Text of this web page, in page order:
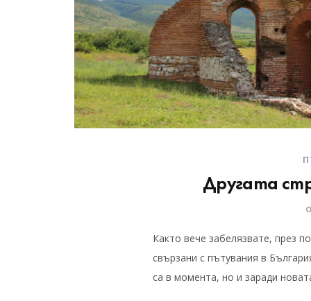
Другата
Както вече забелязвате, през
свързани с пътувания в
са в момента, но и заради